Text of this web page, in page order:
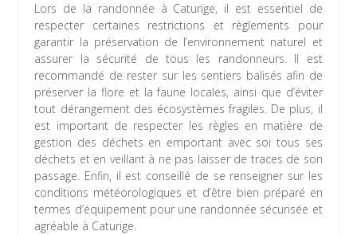
Lors de la randonnée à Caturige, il est essentiel de
respecter certaines restrictions et règlements pour
garantir la préservation de l’environnement naturel et
assurer la sécurité de tous les randonneurs. Il est
recommandé de rester sur les sentiers balisés afin de
préserver la flore et la faune locales, ainsi que d’éviter
tout dérangement des écosystèmes fragiles. De plus, il
est important de respecter les règles en matière de
gestion des déchets en emportant avec soi tous ses
déchets et en veillant à ne pas laisser de traces de son
passage. Enfin, il est conseillé de se renseigner sur les
conditions météorologiques et d’être bien préparé en
termes d’équipement pour une randonnée sécurisée et
agréable à Caturige.